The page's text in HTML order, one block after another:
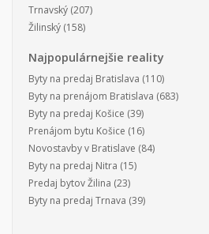
Trnavský (207)
Žilinský (158)
Najpopulárnejšie reality
Byty na predaj Bratislava (110)
Byty na prenájom Bratislava (683)
Byty na predaj Košice (39)
Prenájom bytu Košice (16)
Novostavby v Bratislave (84)
Byty na predaj Nitra (15)
Predaj bytov Žilina (23)
Byty na predaj Trnava (39)